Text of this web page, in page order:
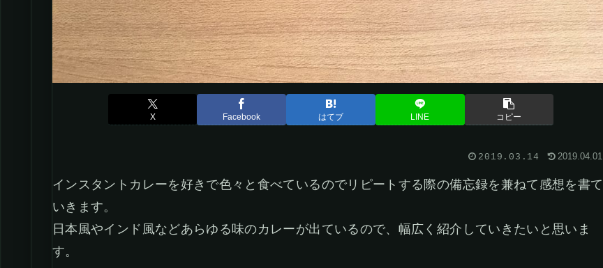
X Facebook はてブ LINE コピー
2019.03.14 2019.04.01
インスタントカレーを好きで色々と食べているのでリピートする際の備忘録を兼ねて感想を書て
いきます。
日本風やインド風などあらゆる味のカレーが出ているので、幅広く紹介していきたいと思いま
す。